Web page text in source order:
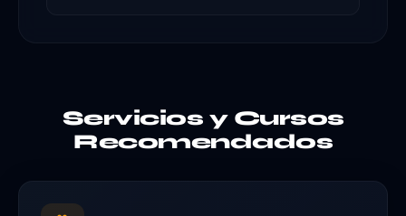
Servicios y Cursos
Recomendados